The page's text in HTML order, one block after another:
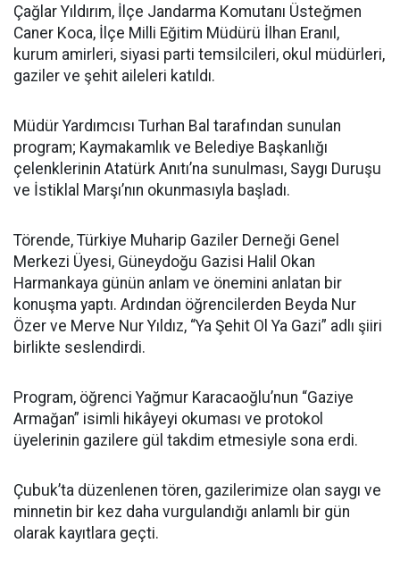
Çağlar Yıldırım, İlçe Jandarma Komutanı Üsteğmen
Caner Koca, İlçe Milli Eğitim Müdürü İlhan Eranıl,
kurum amirleri, siyasi parti temsilcileri, okul müdürleri,
gaziler ve şehit aileleri katıldı.
Müdür Yardımcısı Turhan Bal tarafından sunulan
program; Kaymakamlık ve Belediye Başkanlığı
çelenklerinin Atatürk Anıtı’na sunulması, Saygı Duruşu
ve İstiklal Marşı’nın okunmasıyla başladı.
Törende, Türkiye Muharip Gaziler Derneği Genel
Merkezi Üyesi, Güneydoğu Gazisi Halil Okan
Harmankaya günün anlam ve önemini anlatan bir
konuşma yaptı. Ardından öğrencilerden Beyda Nur
Özer ve Merve Nur Yıldız, “Ya Şehit Ol Ya Gazi” adlı şiiri
birlikte seslendirdi.
Program, öğrenci Yağmur Karacaoğlu’nun “Gaziye
Armağan” isimli hikâyeyi okuması ve protokol
üyelerinin gazilere gül takdim etmesiyle sona erdi.
Çubuk’ta düzenlenen tören, gazilerimize olan saygı ve
minnetin bir kez daha vurgulandığı anlamlı bir gün
olarak kayıtlara geçti.